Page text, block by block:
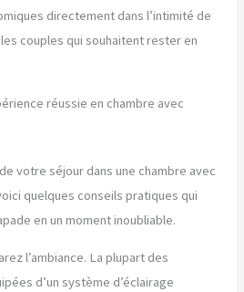
directement dans l’intimité de
couples qui souhaitent rester en
réussie en chambre avec
votre séjour dans une chambre avec
quelques conseils pratiques qui
en un moment inoubliable.
l’ambiance. La plupart des
d’un système d’éclairage